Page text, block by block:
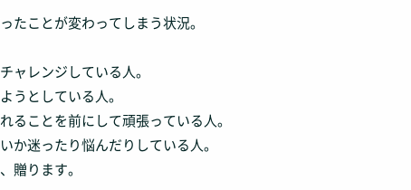
たことが変わってしまう状況。
ャレンジしている人。
うとしている人。
ることを前にして頑張っている人。
か迷ったり悩んだりしている人。
贈ります。